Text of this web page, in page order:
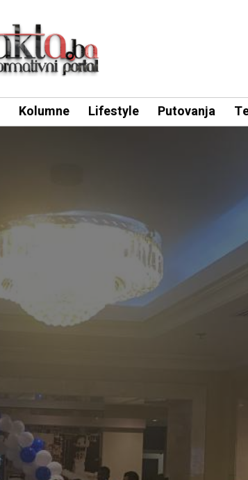
Kolumne Lifestyle Putovanja